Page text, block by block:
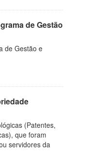
de Gestão
de Gestão e
(Patentes,
que foram
servidores da